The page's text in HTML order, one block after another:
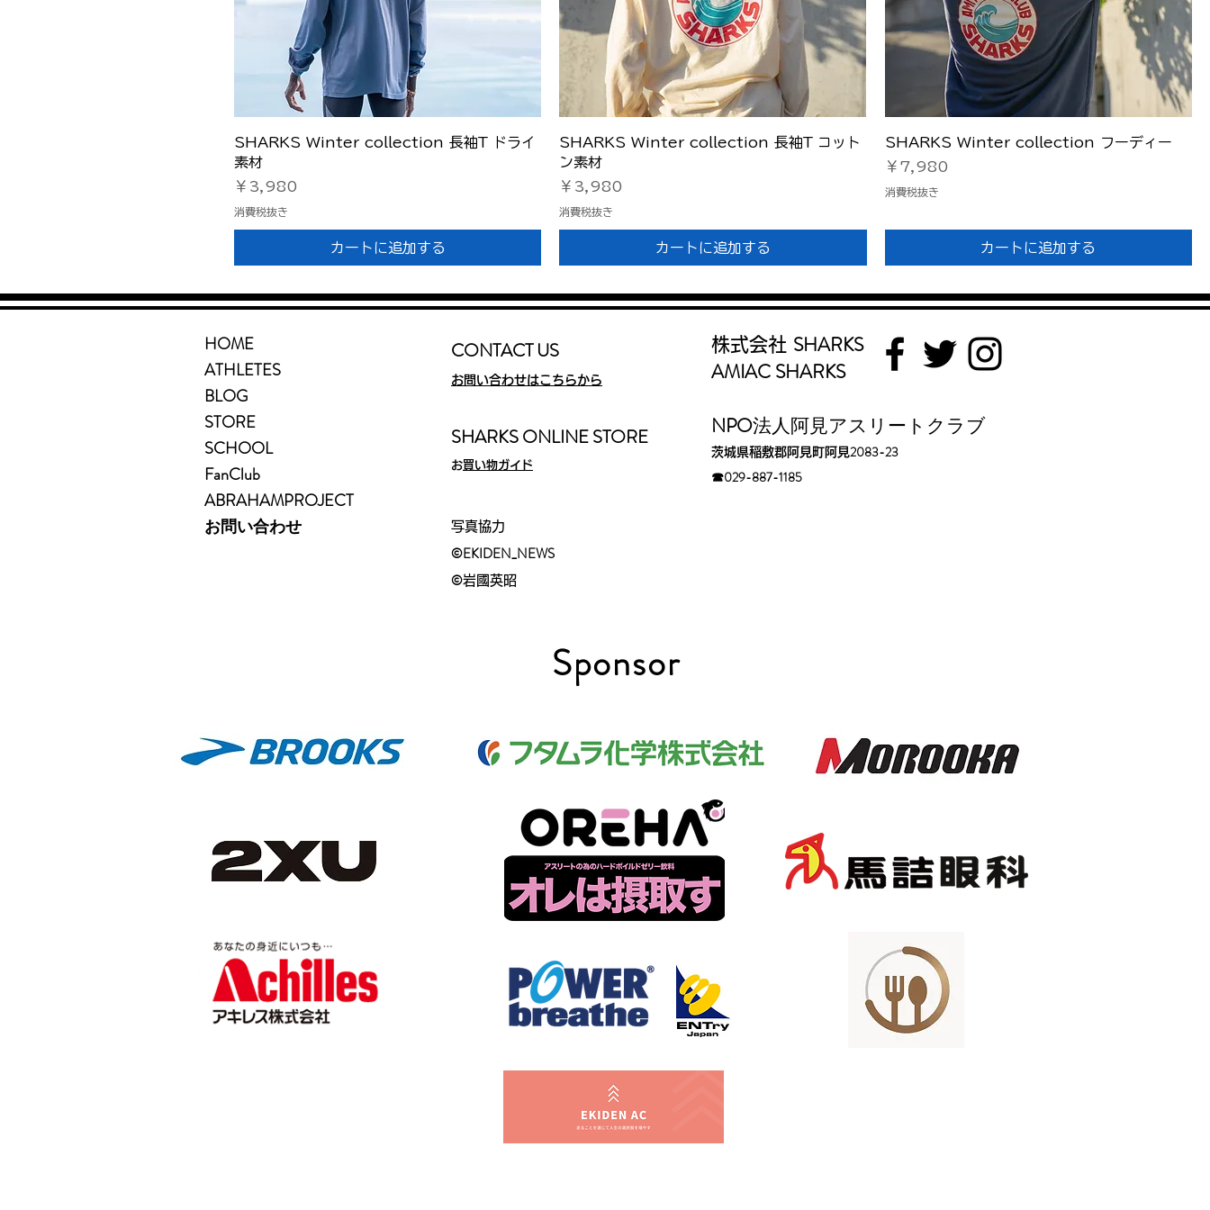
クイックビュー
SHARKS Winter collection 長袖T ドライ
素材
価格
￥3,980
消費税抜き
カートに追加する
クイックビュー
SHARKS Winter collection 長袖T コット
ン素材
価格
￥3,980
消費税抜き
カートに追加する
クイックビュー
SHARKS Winter collection フーディー
価格
￥7,980
消費税抜き
カートに追加する
HOME
ATHLETES
BLOG
STORE
SCHOOL
FanClub
ABRAHAMPROJECT
お問い合わせ
CONTACT US
お問い合わせはこちらから
SHARKS ONLINE STORE
​お買い物ガイド
写真協力
©EKIDEN_NEWS
©︎岩國英昭
株式会社 SHARKS
AMIAC SHARKS
​NPO法人阿見アスリートクラブ
茨城県稲敷郡阿見町阿見2083-23
☎029-887-1185​
​Sponsor